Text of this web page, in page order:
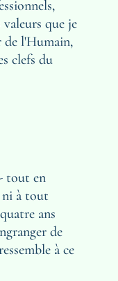
que je
de l'Humain,
clefs du
tout en
ni à tout
ans
de
à ce